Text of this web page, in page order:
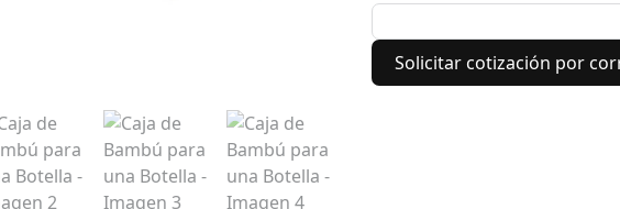
Solicitar cotización por